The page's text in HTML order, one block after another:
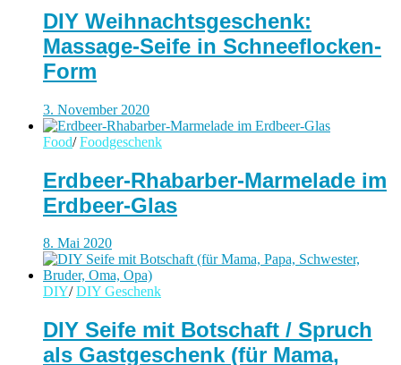
DIY Weihnachtsgeschenk:
Massage-Seife in Schneeflocken-
Form
3. November 2020
Food/ Foodgeschenk
Erdbeer-Rhabarber-Marmelade im
Erdbeer-Glas
8. Mai 2020
DIY/ DIY Geschenk
DIY Seife mit Botschaft / Spruch
als Gastgeschenk (für Mama,